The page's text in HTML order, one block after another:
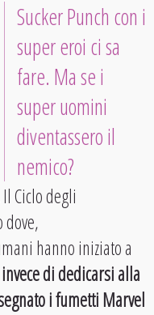
Sucker Punch con i
super eroi ci sa
fare. Ma se i
super uomini
diventassero il
nemico?
Ciclo degli
hanno iniziato a
invece di dedicarsi alla
i fumetti Marvel